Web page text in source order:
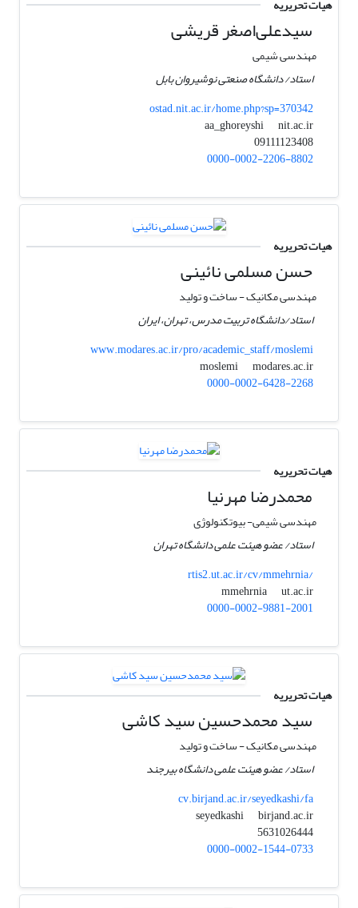
هیات تحریریه
سیدعلی‌اصغر قریشی
مهندسی شیمی
استاد/ دانشگاه صنعتی نوشیروان بابل
ostad.nit.ac.ir/home.php?sp=370342
aa_ghoreyshi
nit.ac.ir
09111123408
0000-0002-2206-8802
هیات تحریریه
حسن مسلمی نائینی
مهندسی مکانیک - ساخت و تولید
استاد/دانشگاه تربیت مدرس، تهران، ایران
www.modares.ac.ir/pro/academic_staff/moslemi
moslemi
modares.ac.ir
0000-0002-6428-2268
هیات تحریریه
محمدرضا مهرنیا
مهندسی شیمی- بیوتکنولوژی
استاد/ عضو هیئت علمی دانشگاه تهران
rtis2.ut.ac.ir/cv/mmehrnia/
mmehrnia
ut.ac.ir
0000-0002-9881-2001
هیات تحریریه
سید محمدحسین سید کاشی
مهندسی مکانیک - ساخت و تولید
استاد/ عضو هیئت علمی دانشگاه بیرجند
cv.birjand.ac.ir/seyedkashi/fa
seyedkashi
birjand.ac.ir
5631026444
0000-0002-1544-0733